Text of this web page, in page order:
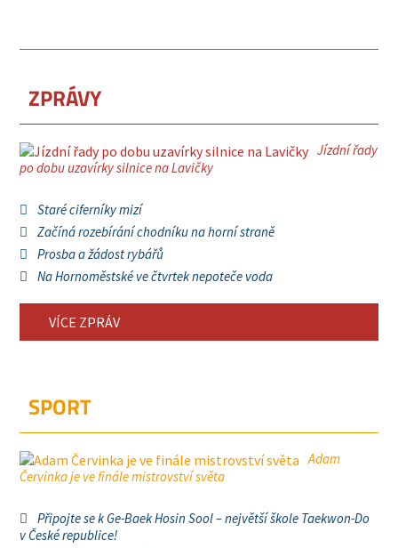
ZPRÁVY
Jízdní řady
po dobu uzavírky silnice na Lavičky
Staré ciferníky mizí
Začíná rozebírání chodníku na horní straně
Prosba a žádost rybářů
Na Hornoměstské ve čtvrtek nepoteče voda
VÍCE ZPRÁV
SPORT
Adam
Červinka je ve finále mistrovství světa
Připojte se k Ge-Baek Hosin Sool – největší škole Taekwon-Do
v České republice!